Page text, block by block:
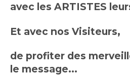
avec les ARTISTES
Et avec nos Visiteurs,
de profiter des
le message...